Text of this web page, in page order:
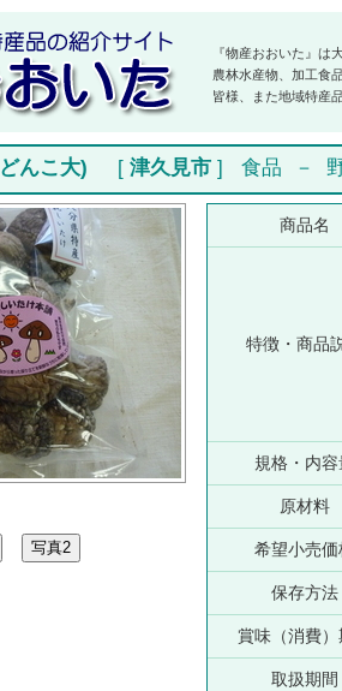
『物産おおいた』は
農林水産物、加工食
皆様、また地域特産
んこ大) [ 津久見市 ] 食品 －
商品名
特徴・商品
規格・内容
原材料
希望小売価
保存方法
賞味（消費）
取扱期間